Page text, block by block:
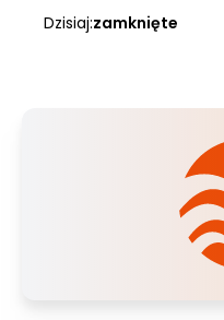
Dzisiaj:zamknięte